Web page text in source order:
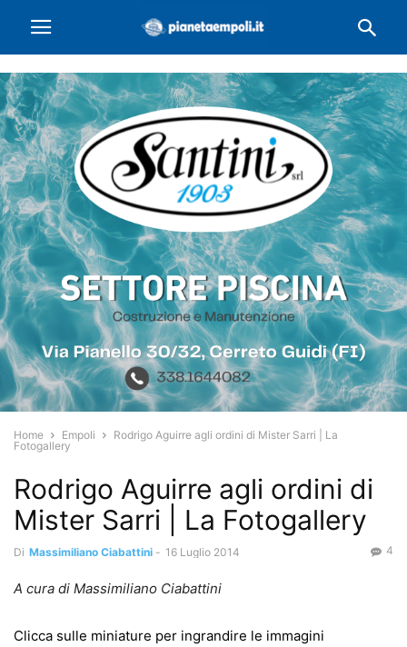
Home Empoli
Rodrigo Aguirre agli ordini di Mister Sarri | La
Fotogallery
Rodrigo Aguirre agli ordini di
Mister Sarri | La Fotogallery
Di Massimiliano Ciabattini - 16 Luglio 2014 4
A cura di Massimiliano Ciabattini
Clicca sulle miniature per ingrandire le immagini